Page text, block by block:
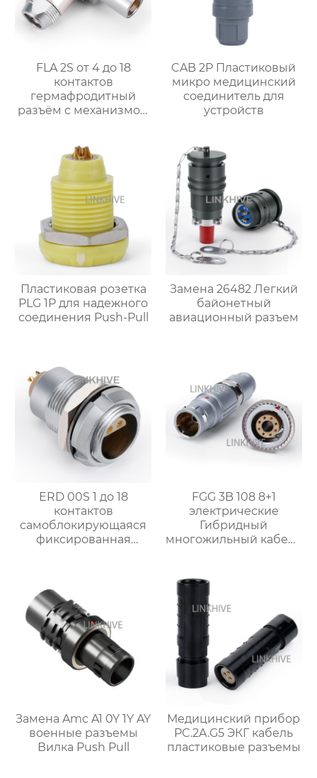
FLA 2S от 4 до 18
контактов
гермафродитный
разъём с механизмом
CAB 2P Пластиковый
микро медицинский
соединитель для
устройств
Пластиковая розетка
PLG 1P для надежного
соединения Push-Pull
Замена 26482 Легкий
байонетный
авиационный разъем
ERD 00S 1 до 18
контактов
самоблокирующаяся
фиксированная
FGG 3B 108 8+1
электрические
Гибридный
многожильный кабель
Замена Amc A1 0Y 1Y AY
военные разъемы
Вилка Push Pull
Медицинский прибор
PC.2A.G5 ЭКГ кабель
пластиковые разъемы